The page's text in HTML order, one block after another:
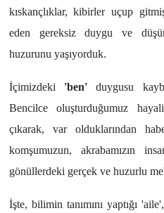
kıskançlıklar, kibirler uçup
eden gereksiz duygu ve
huzurunu yaşıyorduk.
İçimizdeki 'ben' duygusu
Bencilce oluşturduğumuz
çıkarak, var olduklarından
komşumuzun, akrabamızın
gönüllerdeki gerçek ve huzurlu
İşte, bilimin tanımını yaptığı